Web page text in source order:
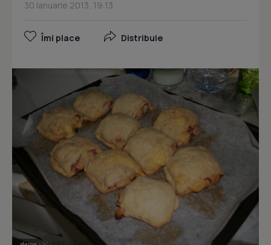
30 Ianuarie 2013, 19:13
Îmi place Distribuie